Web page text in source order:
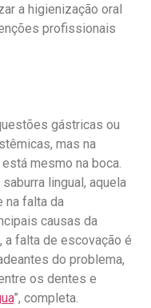
a higienização oral
profissionais
gástricas ou
mas na
mesmo na boca.
lingual, aquela
na falta da
causas da
a falta de escovação é
do problema,
os dentes e
”, completa.